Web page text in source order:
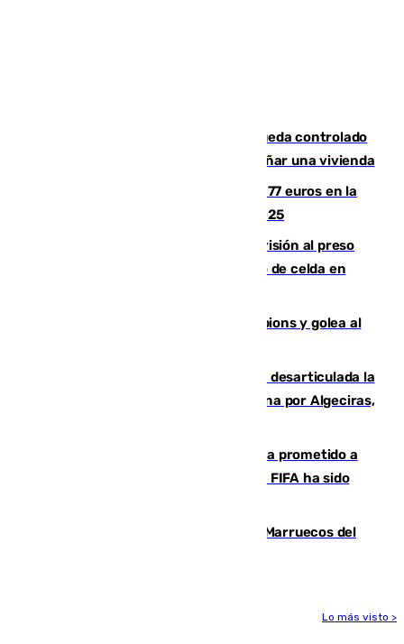
El incendio forestal de San Roque queda controlado
tras obligar a evacuar a 19 familias y dañar una vivienda
Los malagueños gastarán de media 77 euros en la
Feria de Málaga 2026, menos que en 2025
El Supremo ratifica los 17 años de prisión al preso
que mató estrangulado a su compañero de celda en
El Betis supera el examen de Champions y golea al
Golpe internacional al narcotráfico: desarticulada la
red que introdujo 21 toneladas de cocaína por Algeciras,
El Gobierno niega que Infantino haya prometido a
Marruecos la final del Mundial 2030: "La FIFA ha sido
Podemos y Sumar piden expulsar a Marruecos del
Lo más visto >